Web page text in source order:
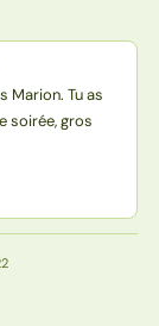
Marion. Tu as
soirée, gros